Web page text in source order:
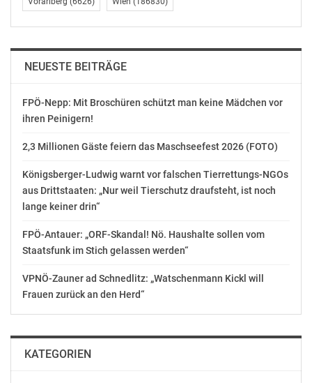
NEUESTE BEITRÄGE
FPÖ-Nepp: Mit Broschüren schützt man keine Mädchen vor
ihren Peinigern!
2,3 Millionen Gäste feiern das Maschseefest 2026 (FOTO)
Königsberger-Ludwig warnt vor falschen Tierrettungs-NGOs
aus Drittstaaten: „Nur weil Tierschutz draufsteht, ist noch
lange keiner drin“
FPÖ-Antauer: „ORF-Skandal! Nö. Haushalte sollen vom
Staatsfunk im Stich gelassen werden“
VPNÖ-Zauner ad Schnedlitz: „Watschenmann Kickl will
Frauen zurück an den Herd“
KATEGORIEN